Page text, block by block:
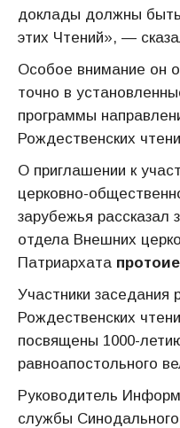
доклады должны
этих Чтений», —
Особое внимание он
точно в
программы
Рождественских
О приглашении к
церковно-
зарубежья рассказал
отдела Внешних
Патриархата
Участники заседания
Рождественских
посвящены 1000-
равноапостольного
Руководитель
службы Синодального